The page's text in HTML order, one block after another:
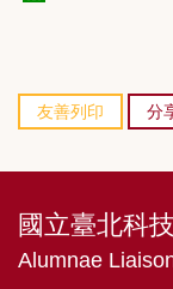
友善列印 分
國立臺北科
Alumnae